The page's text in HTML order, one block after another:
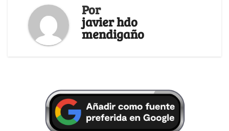
Por
javier hdo
mendigaño